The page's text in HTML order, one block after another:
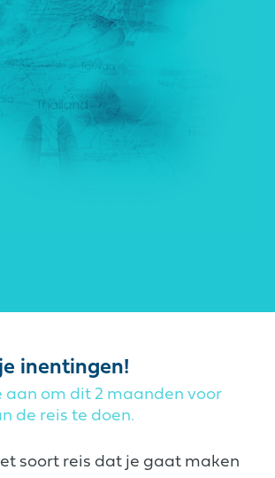
inentingen!
aan om dit 2 maanden voor
de reis te doen.
soort reis dat je gaat maken